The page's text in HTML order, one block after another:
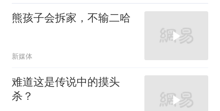
熊孩子会拆家，不输二哈
新媒体
难道这是传说中的摸头
杀？